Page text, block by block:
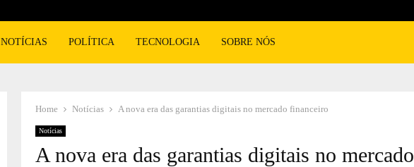
NOTÍCIAS POLÍTICA TECNOLOGIA SOBRE NÓS
Home Notícias A nova era das garantias digitais no mercado financeiro
Notícias
A nova era das garantias digitais no mercado